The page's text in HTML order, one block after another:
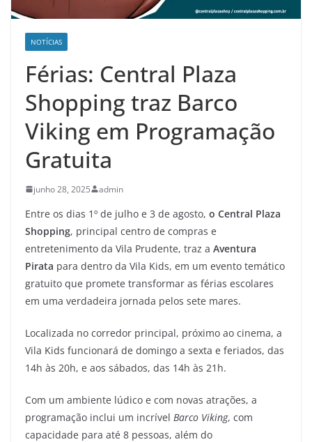
NOTÍCIAS
Férias: Central Plaza
Shopping traz Barco
Viking em Programação
Gratuita
junho 28, 2025 admin
Entre os dias 1º de julho e 3 de agosto, o Central Plaza
Shopping, principal centro de compras e
entretenimento da Vila Prudente, traz a Aventura
Pirata para dentro da Vila Kids, em um evento temático
gratuito que promete transformar as férias escolares
em uma verdadeira jornada pelos sete mares.
Localizada no corredor principal, próximo ao cinema, a
Vila Kids funcionará de domingo a sexta e feriados, das
14h às 20h, e aos sábados, das 14h às 21h.
Com um ambiente lúdico e com novas atrações, a
programação inclui um incrível Barco Viking, com
capacidade para até 8 pessoas, além do